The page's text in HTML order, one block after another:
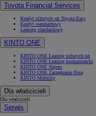
Toyota Financial Services
Kredyt niższych rat Toyota Easy
Kredyt standardowy
Leasing standardowy
KINTO ONE
KINTO ONE Leasing niższych rat
KINTO ONE Leasing konsumencki
KINTO ONE Najem
KINTO ONE Zarządzanie flotą
KINTO Mobility
Dla właścicieli
Dla właścicieli
Serwis